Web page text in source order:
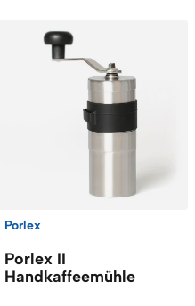
Porlex
Porlex II
Handkaffeemühle